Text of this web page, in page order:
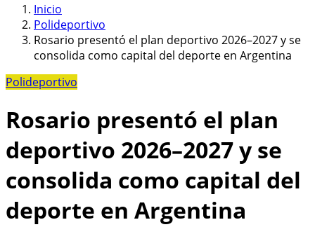
Inicio
Polideportivo
Rosario presentó el plan deportivo 2026–2027 y se
consolida como capital del deporte en Argentina
Polideportivo
Rosario presentó el plan
deportivo 2026–2027 y se
consolida como capital del
deporte en Argentina